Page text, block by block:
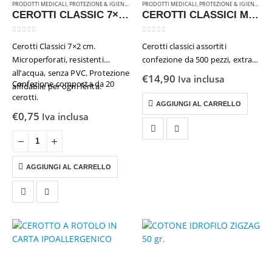
PRODOTTI MEDICALI, PROTEZIONE & IGIENE , RICAMBI & ATTREZZATURE
CEROTTI CLASSIC 7×2 cm – 20 pezzi
Cerotti Classici 7×2 cm.
Microperforati, resistenti
all’acqua, senza PVC. Protezione
affidabile per ogni ferita.
Confezione composta da 20
cerotti.
€0,75 Iva inclusa
AGGIUNGI AL CARRELLO
PRODOTTI MEDICALI, PROTEZIONE & IGIENE ,
CEROTTI CLASSICI MEDICATI 19×72
Cerotti classici assortiti
confezione da 500 pezzi, extra
conformabili, traspiranti e
ipoallergenici. 19×72 mm
€14,90 Iva inclusa
AGGIUNGI AL CARRELLO